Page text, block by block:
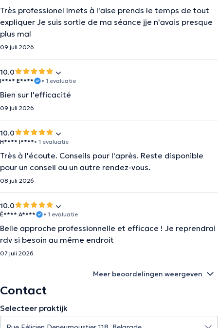
Très professionel lmets à l'aise prends le temps de tout
expliquer Je suis sortie de ma séance jje n'avais presque
plus mal
09 juli 2026
10.0
I**** E**** • 1 evaluatie
Bien sur l'efficacité
09 juli 2026
10.0
H**** I****• 1 evaluatie
Très à l'écoute. Conseils pour l'après. Reste disponible
pour un conseil ou un autre rendez-vous.
08 juli 2026
10.0
É**** A**** • 1 evaluatie
Belle approche professionnelle et efficace ! Je reprendrai
rdv si besoin au même endroit
07 juli 2026
Meer beoordelingen weergeven
Contact
Selecteer praktijk